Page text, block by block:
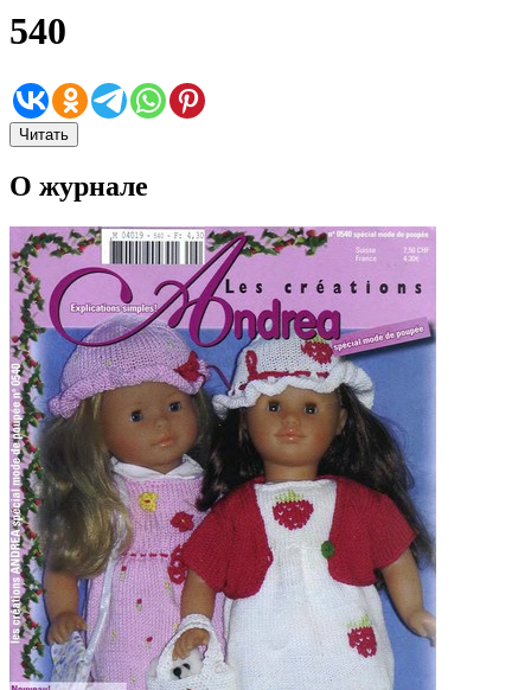
540
Читать
О журнале